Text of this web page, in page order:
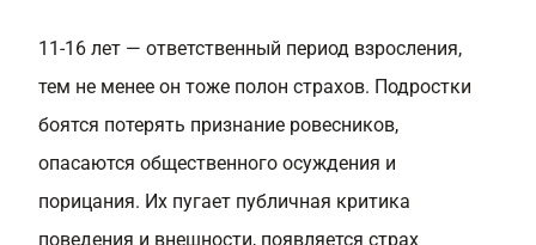
11-16 лет — ответственный период взросления,
тем не менее он тоже полон страхов. Подростки
боятся потерять признание ровесников,
опасаются общественного осуждения и
порицания. Их пугает публичная критика
поведения и внешности, появляется страх